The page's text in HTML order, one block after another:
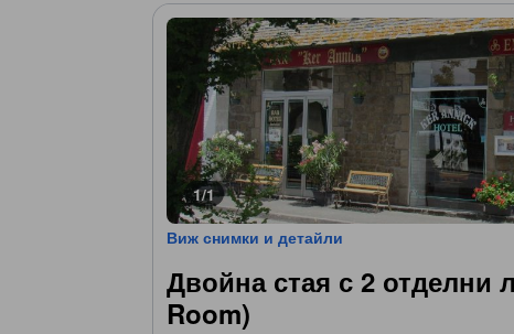
1/1
Виж снимки и детайли
Двойна стая с 2 отделни
Room)